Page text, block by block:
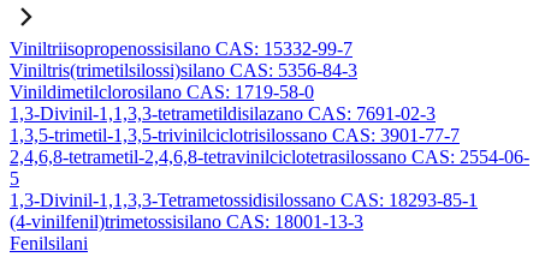
Viniltriisopropenossisilano CAS: 15332-99-7
Viniltris(trimetilsilossi)silano CAS: 5356-84-3
Vinildimetilclorosilano CAS: 1719-58-0
1,3-Divinil-1,1,3,3-tetrametildisilazano CAS: 7691-02-3
1,3,5-trimetil-1,3,5-trivinilciclotrisilossano CAS: 3901-77-7
2,4,6,8-tetrametil-2,4,6,8-tetravinilciclotetrasilossano CAS: 2554-06-
5
1,3-Divinil-1,1,3,3-Tetrametossidisilossano CAS: 18293-85-1
(4-vinilfenil)trimetossisilano CAS: 18001-13-3
Fenilsilani